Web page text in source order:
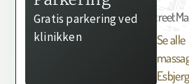
Gratis parkering ved
klinikken
©
Se alle
Esbjerg